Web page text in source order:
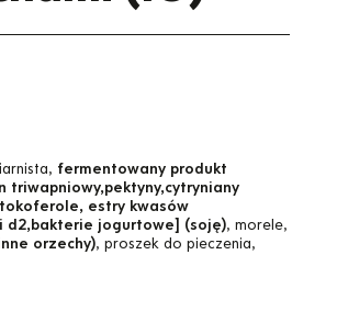
fermentowany produkt
triwapniowy,pektyny,cytryniany
estry kwasów
d2,bakterie jogurtowe] (soję), morele,
orzechy), proszek do pieczenia,